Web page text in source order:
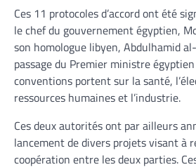
Ces 11 protocoles d’accord ont été
le chef du gouvernement égyptien,
son homologue libyen, Abdulhamid
passage du Premier ministre égyptien
conventions portent sur la santé,
ressources humaines et l’industrie.
Ces deux autorités ont par ailleurs
lancement de divers projets visant à
coopération entre les deux parties.